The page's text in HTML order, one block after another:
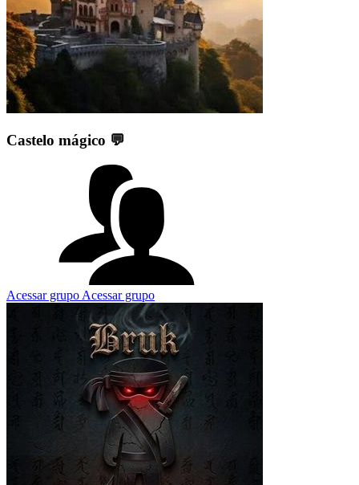
Castelo mágico 💬
Acessar grupo Acessar grupo